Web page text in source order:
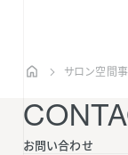
サロン空間
お問い合わせ